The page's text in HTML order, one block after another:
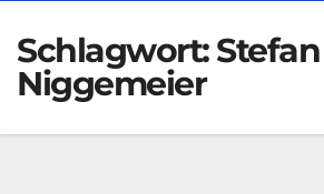
Schlagwort:Stefan
Niggemeier